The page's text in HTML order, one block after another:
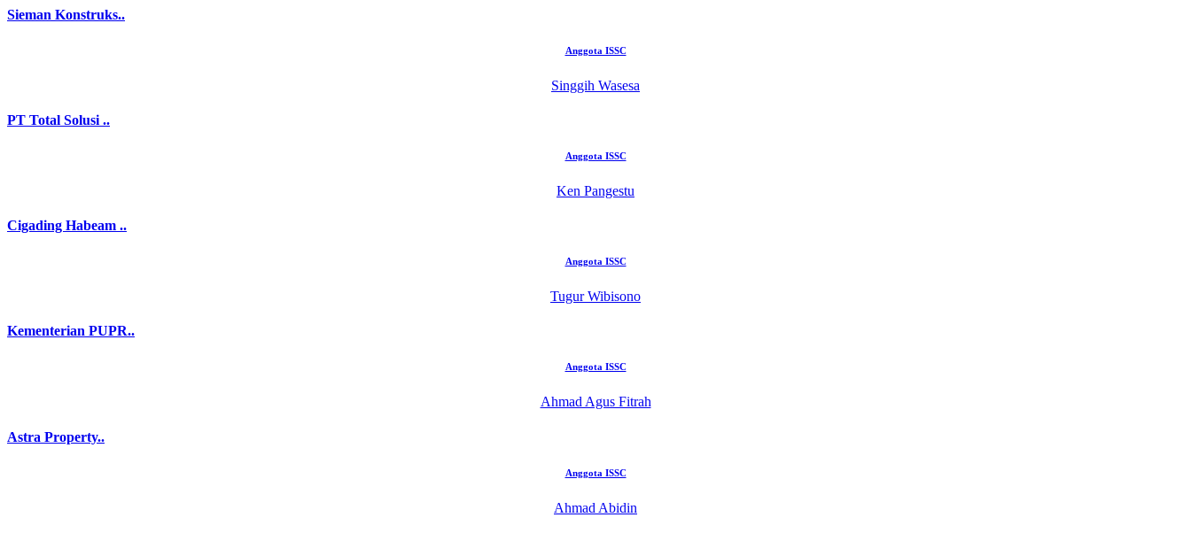
Sieman Konstruks..
Anggota ISSC
Singgih Wasesa
PT Total Solusi ..
Anggota ISSC
Ken Pangestu
Cigading Habeam ..
Anggota ISSC
Tugur Wibisono
Kementerian PUPR..
Anggota ISSC
Ahmad Agus Fitrah
Astra Property..
Anggota ISSC
Ahmad Abidin